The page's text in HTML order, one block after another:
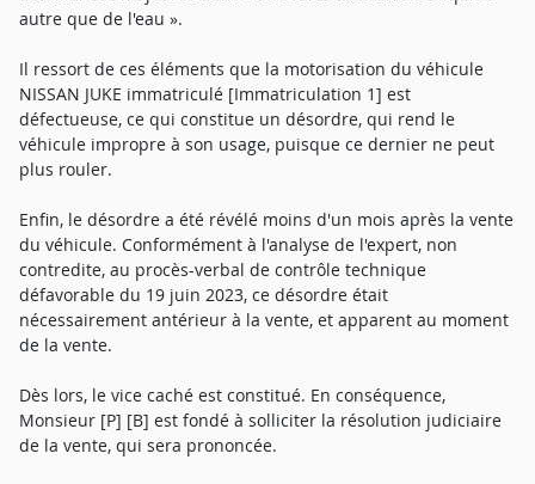
autre que de l'eau ».
Il ressort de ces éléments que la motorisation du véhicule
NISSAN JUKE immatriculé [Immatriculation 1] est
défectueuse, ce qui constitue un désordre, qui rend le
véhicule impropre à son usage, puisque ce dernier ne peut
plus rouler.
Enfin, le désordre a été révélé moins d'un mois après la vente
du véhicule. Conformément à l'analyse de l'expert, non
contredite, au procès-verbal de contrôle technique
défavorable du 19 juin 2023, ce désordre était
nécessairement antérieur à la vente, et apparent au moment
de la vente.
Dès lors, le vice caché est constitué. En conséquence,
Monsieur [P] [B] est fondé à solliciter la résolution judiciaire
de la vente, qui sera prononcée.